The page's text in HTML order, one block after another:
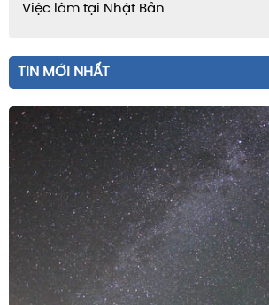
Việc làm tại Nhật Bản
TIN MỚI NHẤT